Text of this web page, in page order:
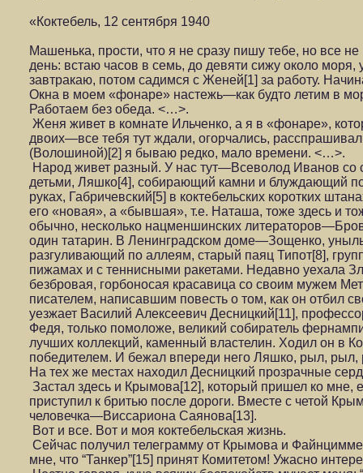
«Коктебель, 12 сентября 1940
Машенька, прости, что я не сразу пишу тебе, но все не
день: встаю часов в семь, до девяти сижу около
завтракаю, потом садимся с Женей[1] за работу.
Окна в моем «фонаре» настежь—как будто летим в
Работаем без обеда. <…>.
Женя живет в комнате Ильченко, а я в «фонаре»,
двоих—все тебя тут ждали, огорчались,
(Волошиной)[2] я бываю редко, мало времени. <…>.
Народ живет разный. У нас тут—Всеволод Иванов со
детьми, Ляшко[4], собирающий камни и блуждающий
руках, Габричевский[5] в коктебельских коротких
его «новая», а «бывшая», т.е. Наташа, тоже здесь и
обычно, несколько нацменшинских
один татарин. В Ленинградском доме—Зощенко,
разгуливающий по аллеям, старый паяц Типот[8],
пижамах и с теннисными ракетами. Недавно уехала
безбровая, горбоносая красавица со своим мужем
писателем, написавшим повесть о том, как он отбил
уезжает Василий Алексеевич Десницкий[11],
Федя, только помоложе, великий собиратель
лучших коллекций, каменный властелин. Ходил он в
победителем. И бежал впереди него Ляшко, рыл,
На тех же местах находил Десницкий прозрачные
Застал здесь и Крымова[12], который пришел ко мне,
приступил к бритью после дороги. Вместе с четой
человечка—Виссариона Саянова[13].
Вот и все. Вот и моя коктебельская жизнь.
Сейчас получил телеграмму от Крымова и
мне, что “Танкер”[15] принят Комитетом! Ужасно